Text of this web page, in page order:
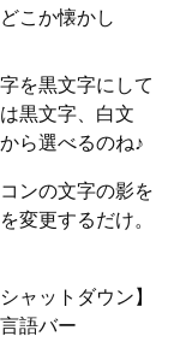
こか懐かし
を黒文字にして
黒文字、白文
ら選べるのね♪
ンの文字の影を
変更するだけ。
ャットダウン】
語バー